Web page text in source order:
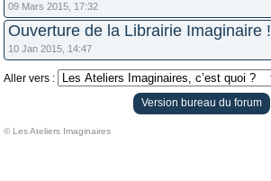
09 Mars 2015, 17:32
Ouverture de la Librairie Imaginaire !
10 Jan 2015, 14:47
Aller vers :
Version bureau du forum
© Les Ateliers Imaginaires